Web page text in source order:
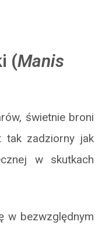
(Manis
świetnie broni
tak zadziorny jak
w skutkach
w bezwzględnym